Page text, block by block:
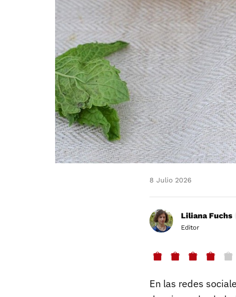
8 Julio 2026
Liliana Fuchs
Editor
En las redes